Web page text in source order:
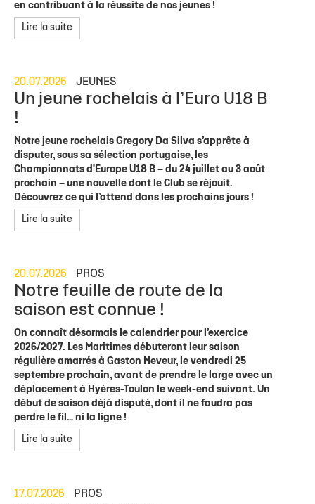
en contribuant à la réussite de nos jeunes !
Lire la suite
20.07.2026 JEUNES
Un jeune rochelais à l’Euro U18 B
!
Notre jeune rochelais Gregory Da Silva s’apprête à
disputer, sous sa sélection portugaise, les
Championnats d'Europe U18 B – du 24 juillet au 3 août
prochain – une nouvelle dont le Club se réjouit.
Découvrez ce qui l’attend dans les prochains jours !
Lire la suite
20.07.2026 PROS
Notre feuille de route de la
saison est connue !
On connaît désormais le calendrier pour l’exercice
2026/2027. Les Maritimes débuteront leur saison
régulière amarrés à Gaston Neveur, le vendredi 25
septembre prochain, avant de prendre le large avec un
déplacement à Hyères-Toulon le week-end suivant. Un
début de saison déjà disputé, dont il ne faudra pas
perdre le fil… ni la ligne !
Lire la suite
17.07.2026 PROS